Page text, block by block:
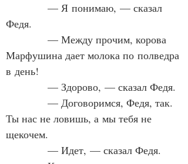
— Я понимаю, — сказал
Федя.
— Между прочим, корова
Марфушина дает молока по полведра
в день!
— Здорово, — сказал Федя.
— Договоримся, Федя, так.
Ты нас не ловишь, а мы тебя не
щекочем.
— Идет, — сказал Федя.